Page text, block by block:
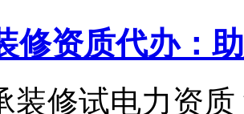
修资质代办：
装修试电力资